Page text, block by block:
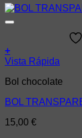
+
Vista Rápida
Bol chocolate
BOL
15,00 €